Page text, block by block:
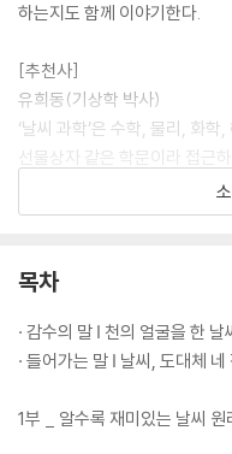
하는지도 함께 이야기한다.
[추천사]
유희동(기상학 박사)
‘날씨 과학’은 수학, 물리, 화
선물상자 같은 학문이라 접근
한 과학 분야에서 독자와 효과
반가운 일이다. 이 책에는 저
할 수 있다. (기상청 기상서비스
목차
· 감수의 말 Ⅰ 천의 얼굴을 한 날
· 들어가는 말 Ⅰ 날씨, 도대체
1부 _ 알수록 재미있는 날씨 원